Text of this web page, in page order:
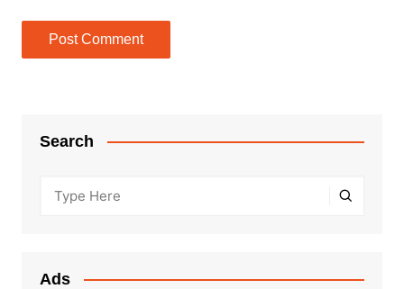
Search
Ads